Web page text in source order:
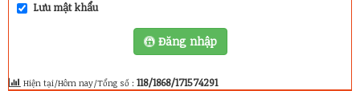
Lưu mật khẩu
Đăng nhập
Hiện tại/Hôm nay/Tổng số : 118/1868/171574291